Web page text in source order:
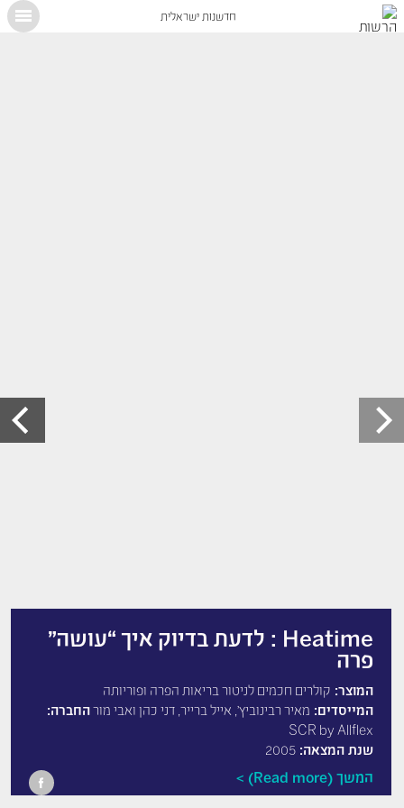
חדשנות ישראלית
Heatime : לדעת בדיוק איך “עושה”
פרה
המוצר: קולרים חכמים לניטור בריאות הפרה ופוריותה
המייסדים: מאיר רבינוביץ', אייל ברייר, דני כהן ואבי מורהחברה:
SCR by Allflex
שנת המצאה: 2005
המשך (Read more)
X